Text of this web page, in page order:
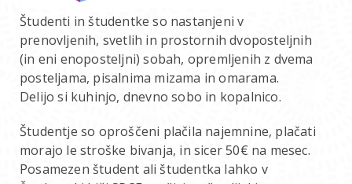
Študenti in študentke so nastanjeni v
prenovljenih, svetlih in prostornih dvoposteljnih
(in eni enoposteljni) sobah, opremljenih z dvema
posteljama, pisalnima mizama in omarama.
Delijo si kuhinjo, dnevno sobo in kopalnico.
Študentje so oproščeni plačila najemnine, plačati
morajo le stroške bivanja, in sicer 50€ na mesec.
Posamezen študent ali študentka lahko v